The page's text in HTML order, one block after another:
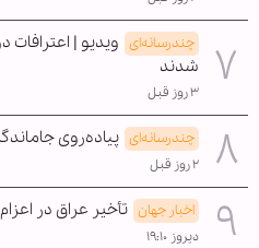
چندرسانه‌ای ویدیو |
شدند
۳ روز قبل
چندرسانه‌ای پیاده‌روی
۲ روز قبل
اخبار جهان تأخیر عراق در
دیروز ۱۹:۱۰